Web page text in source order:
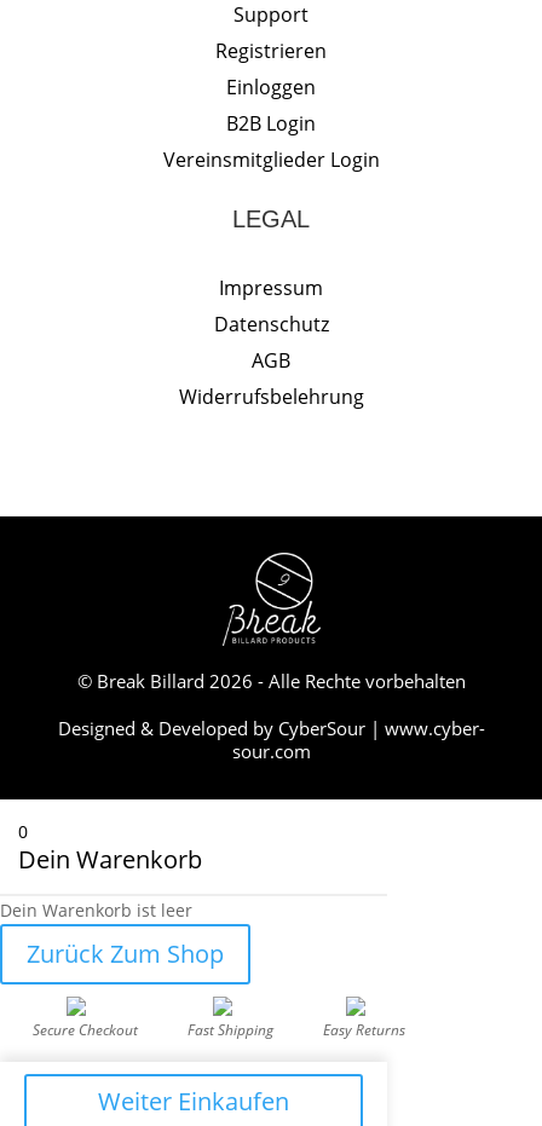
Support
Registrieren
Einloggen
B2B Login
Vereinsmitglieder Login
LEGAL
Impressum
Datenschutz
AGB
Widerrufsbelehrung
© Break Billard 2026 - Alle Rechte vorbehalten
Designed & Developed by CyberSour | www.cyber-
sour.com
0
Dein Warenkorb
Dein Warenkorb ist leer
Zurück Zum Shop
Secure Checkout Fast Shipping Easy Returns
Weiter Einkaufen